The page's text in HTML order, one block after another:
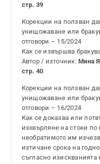
стр. 39
Корекции на ползван
унищожаване или
отговори – 15/2024
Как се извършва
Автор / източник:Мина
стр. 40
Корекции на ползван
унищожаване или
отговори – 16/2024
Как се доказва или
изхвърляне на стоки
необратимото им
изтичане срока на
съгласно